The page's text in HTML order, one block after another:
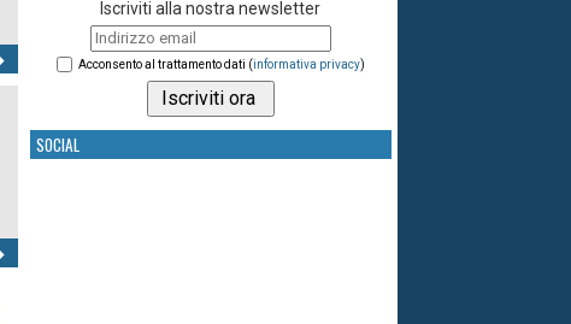
Iscriviti alla nostra newsletter
Acconsento al trattamento dati (informativa privacy)
SOCIAL